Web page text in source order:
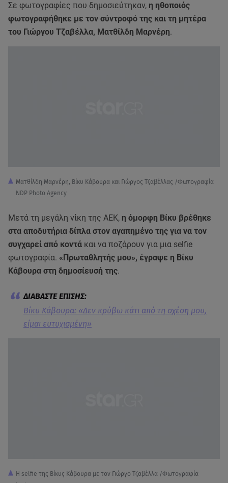
Σε φωτογραφίες που δημοσιεύτηκαν, η ηθοποιός
φωτογραφήθηκε με τον σύντροφό της και τη μητέρα
του Γιώργου Τζαβέλλα, Ματθίλδη Μαρνέρη.
Ματθίλδη Μαρνέρη, Βίκυ Κάβουρα και Γιώργος Τζαβέλλας /Φωτογραφία
NDP Photo Agency
Μετά τη μεγάλη νίκη της ΑΕΚ, η όμορφη Βίκυ βρέθηκε
στα αποδυτήρια δίπλα στον αγαπημένο της για να τον
συγχαρεί από κοντά και να ποζάρουν για μια selfie
φωτογραφία. «Πρωταθλητής μου», έγραψε η Βίκυ
Κάβουρα στη δημοσίευσή της.
Βίκυ Κάβουρα: «Δεν κρύβω κάτι από τη σχέση μου,
είμαι ευτυχισμένη»
Η selfie της Βίκυς Κάβουρα με τον Γιώργο Τζαβέλλα /Φωτογραφία